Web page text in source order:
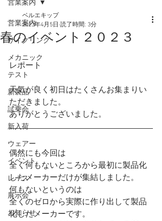
営業案内
サイクリング
メカニック
テスト
新製品
試乗会
新入荷
ウェアー
イベント
レース
展示会
お知らせ
営業案内
春のイベント２０２３
ベルエキップ
2023年4月5日 読了時間: 3分
レポート
天気が良く初日はたくさんお集まりい
ただきました。
ありがとうございました。
偶然にも今回は
全く何もないところから最初に製品化
したメーカーだけが集結しました。
何もないというのは
全くのゼロから実際に作り出して製品
化したメーカーです。